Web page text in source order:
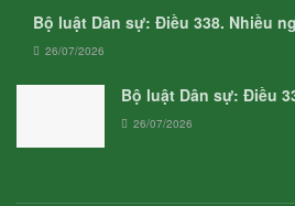
Bộ luật Dân sự: Điều 338. Nhiều
26/07/2026
Bộ luật Dân sự: Điều
26/07/2026